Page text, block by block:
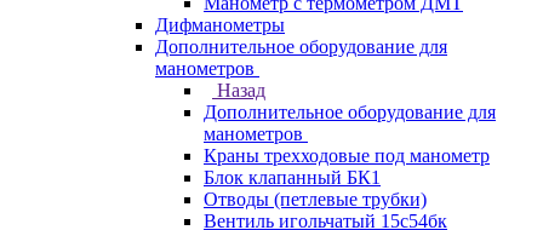
Дифманометры
Дополнительное оборудование для
манометров
Назад
Дополнительное оборудование для
манометров
Краны трехходовые под манометр
Блок клапанный БК1
Отводы (петлевые трубки)
Вентиль игольчатый 15с54бк